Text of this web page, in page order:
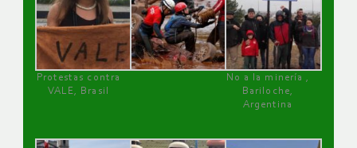
Protestas contra
VALE, Brasil
No a la minería ,
Bariloche,
Argentina